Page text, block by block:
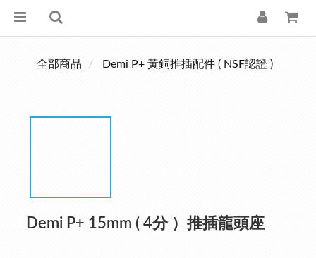
全部商品 Demi P+ 黃銅推插配件 ( NSF認證 )
Demi P+ 15mm ( 4分 ）推插龍頭座